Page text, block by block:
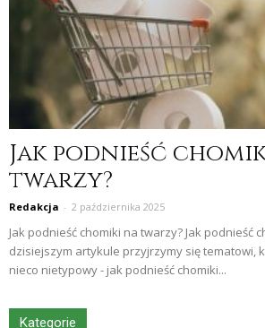
Jak podnieść
twarzy?
Redakcja - 2 października 2025
Jak podnieść chomiki na twarzy? Jak podnieść
dzisiejszym artykule przyjrzymy się tematowi,
nieco nietypowy - jak podnieść chomiki...
Kategorie